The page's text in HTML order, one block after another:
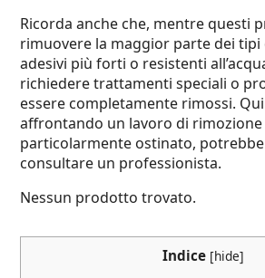
Ricorda anche che, mentre questi
rimuovere la maggior parte dei tipi
adesivi più forti o resistenti
richiedere trattamenti speciali o
essere completamente rimossi.
affrontando un lavoro di rimozione
particolarmente ostinato,
consultare un professionista.
Nessun prodotto trovato.
Indice [hide]